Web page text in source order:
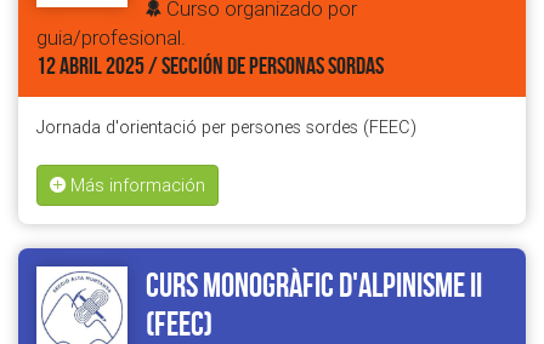
Curso organizado por
guia/profesional.
12 ABRIL 2025 / SECCIÓN DE PERSONAS SORDAS
Jornada d'orientació per persones sordes (FEEC)
Más información
Curs Monogràfic d'Alpinisme II
(FEEC)